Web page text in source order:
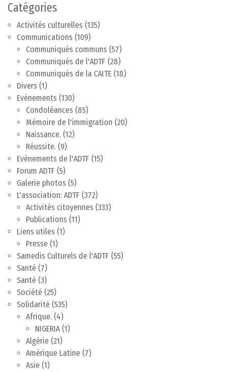
Catégories
Activités culturelles (135)
Communications (109)
Communiqués communs (57)
Communiqués de l'ADTF (28)
Communiqués de la CAITE (18)
Divers (1)
Evénements (130)
Condoléances (85)
Mémoire de l'immigration (20)
Naissance. (12)
Réussite. (9)
Evènements de l'ADTF (15)
Forum ADTF (5)
Galerie photos (5)
L'association: ADTF (372)
Activités citoyennes (333)
Publications (11)
Liens utiles (1)
Presse (1)
Samedis Culturels de l'ADTF (55)
Santé (7)
Santé (3)
Société (25)
Solidarité (535)
Afrique. (4)
NIGERIA(1)
Algérie (21)
Amérique Latine (7)
Asie (1)